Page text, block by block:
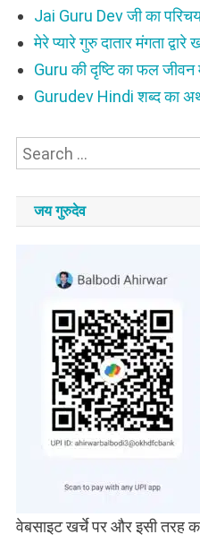
Jai Guru Dev जी का
मेरे प्यारे गुरु दातार मंगता
Guru की दृष्टि का फल
Gurudev Hindi शब्द का
जय गुरुदेव
वेबसाइट खर्चे पर और इसी तरह